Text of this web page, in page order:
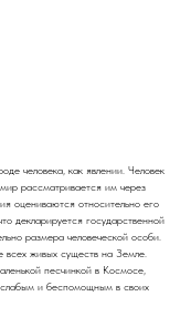
человека, как явлении. Человек
рассматривается им через
оцениваются относительно его
декларируется государственной
размера человеческой особи.
всех живых существ на Земле.
песчинкой в Космосе,
и беспомощным в своих